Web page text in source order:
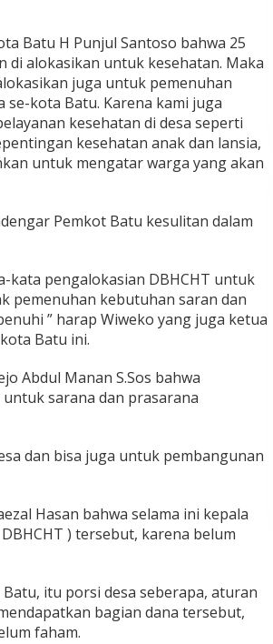
Batu H Punjul Santoso bahwa 25
di alokasikan untuk kesehatan. Maka
juga untuk pemenuhan
se-kota Batu. Karena kami juga
kesehatan di desa seperti
kesehatan anak dan lansia,
untuk mengatar warga yang akan
Pemkot Batu kesulitan dalam
kata pengalokasian DBHCHT untuk
pemenuhan kebutuhan saran dan
” harap Wiweko yang juga ketua
Batu ini.
Abdul Manan S.Sos bahwa
sarana dan prasarana
dan bisa juga untuk pembangunan
Hasan bahwa selama ini kepala
) tersebut, karena belum
itu porsi desa seberapa, aturan
bagian dana tersebut,
faham.